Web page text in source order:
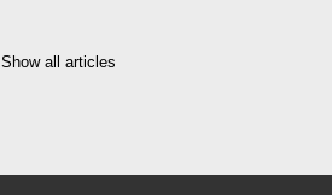
Show all articles